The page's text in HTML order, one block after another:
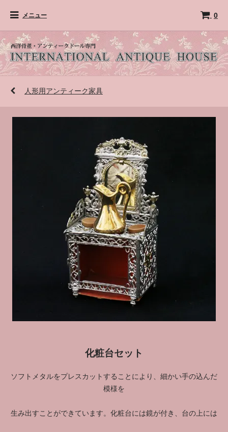
メニュー 0
人形用アンティーク家具
化粧台セット
ソフトメタルをプレスカットすることにより、細かい手の込んだ
模様を
生み出すことができています。化粧台には鏡が付き、台の上には